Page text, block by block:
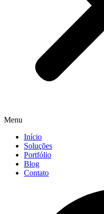
Menu
Início
Soluções
Portfólio
Blog
Contato